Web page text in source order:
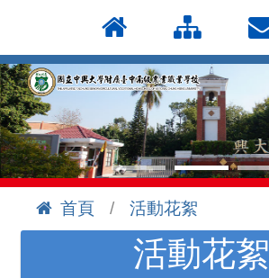
到
主
要
內
容
區
首頁
活動花絮
活動花絮